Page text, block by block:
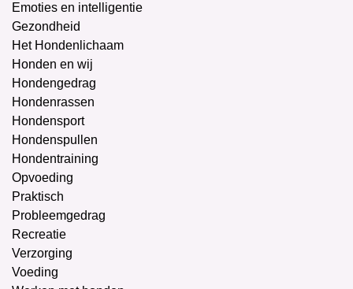
Emoties en intelligentie
Gezondheid
Het Hondenlichaam
Honden en wij
Hondengedrag
Hondenrassen
Hondensport
Hondenspullen
Hondentraining
Opvoeding
Praktisch
Probleemgedrag
Recreatie
Verzorging
Voeding